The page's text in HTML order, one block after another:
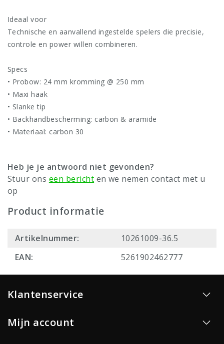
Ideaal voor
Technische en aanvallend ingestelde spelers die precisie,
controle en power willen combineren.
Specs
• Probow: 24 mm kromming @ 250 mm
• Maxi haak
• Slanke tip
• Backhandbescherming: carbon & aramide
• Materiaal: carbon 30
Heb je je antwoord niet gevonden?
Stuur ons een bericht en we nemen contact met u
op
Product informatie
Artikelnummer:
10261009-36.5
EAN:
5261902462777
Klantenservice
Mijn account